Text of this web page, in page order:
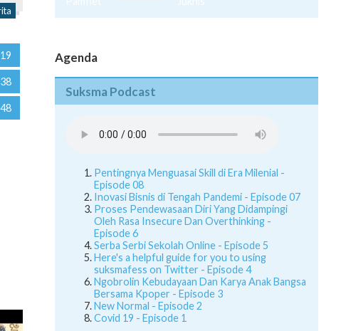
19
38
48
Pamflet Juknis
Agenda
Suksma Podcast
Pentingnya Menguasai Skill di Era Milenial -
Episode 08
Inovasi Bisnis di Tengah Pandemi - Episode 07
Proses Pendewasaan Diri Yang Didampingi
Oleh Rasa Insecure Dan Overthinking -
Episode 6
Serba Serbi Sekolah Online - Episode 5
Here's a helpful guide for you to using
suksmafess on Twitter - Episode 4
Ngobrolin Kebudayaan Dan Karya Anak Bangsa
Bersama Kpoper - Episode 3
New Normal - Episode 2
Covid 19 - Episode 1